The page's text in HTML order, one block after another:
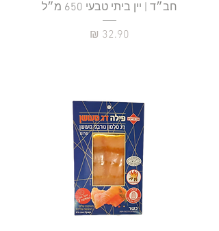
חב״ד | יין ביתי טבעי 650 מ״ל
מחיר